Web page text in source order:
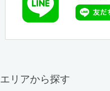
エリアから探す